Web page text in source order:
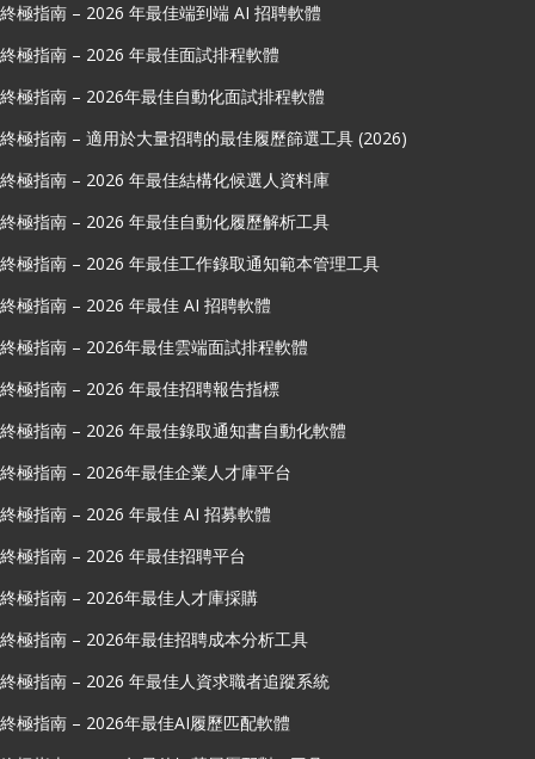
終極指南 – 2026 年最佳端到端 AI 招聘軟體
終極指南 – 2026 年最佳面試排程軟體
終極指南 – 2026年最佳自動化面試排程軟體
終極指南 – 適用於大量招聘的最佳履歷篩選工具 (2026)
終極指南 – 2026 年最佳結構化候選人資料庫
終極指南 – 2026 年最佳自動化履歷解析工具
終極指南 – 2026 年最佳工作錄取通知範本管理工具
終極指南 – 2026 年最佳 AI 招聘軟體
終極指南 – 2026年最佳雲端面試排程軟體
終極指南 – 2026 年最佳招聘報告指標
終極指南 – 2026 年最佳錄取通知書自動化軟體
終極指南 – 2026年最佳企業人才庫平台
終極指南 – 2026 年最佳 AI 招募軟體
終極指南 – 2026 年最佳招聘平台
終極指南 – 2026年最佳人才庫採購
終極指南 – 2026年最佳招聘成本分析工具
終極指南 – 2026 年最佳人資求職者追蹤系統
終極指南 – 2026年最佳AI履歷匹配軟體